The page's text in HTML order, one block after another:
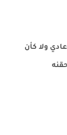
ولا كأن